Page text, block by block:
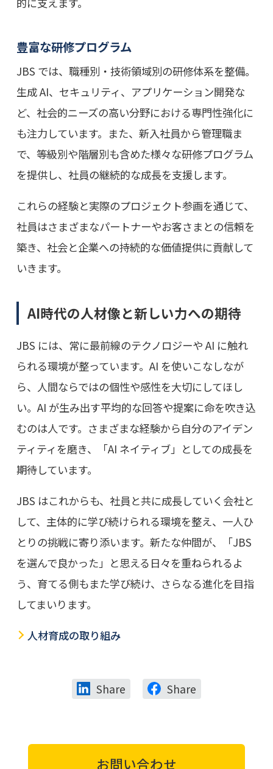
豊富な研修プログラム
JBS では、職種別・技術領域別の研修体系を整備。
生成 AI、セキュリティ、アプリケーション開発な
ど、社会的ニーズの高い分野における専門性強化に
も注力しています。また、新入社員から管理職ま
で、等級別や階層別も含めた様々な研修プログラム
を提供し、社員の継続的な成長を支援します。
これらの経験と実際のプロジェクト参画を通じて、
社員はさまざまなパートナーやお客さまとの信頼を
築き、社会と企業への持続的な価値提供に貢献して
いきます。
AI時代の人材像と新しい力への期待
JBS には、常に最前線のテクノロジーや AI に触れ
られる環境が整っています。AI を使いこなしなが
ら、人間ならではの個性や感性を大切にしてほし
い。AI が生み出す平均的な回答や提案に命を吹き込
むのは人です。さまざまな経験から自分のアイデン
ティティを磨き、「AI ネイティブ」としての成長を
期待しています。
JBS はこれからも、社員と共に成長していく会社と
して、主体的に学び続けられる環境を整え、一人ひ
とりの挑戦に寄り添います。新たな仲間が、「JBS
を選んで良かった」と思える日々を重ねられるよ
う、育てる側もまた学び続け、さらなる進化を目指
してまいります。
人材育成の取り組み
Share Share
お問い合わせ